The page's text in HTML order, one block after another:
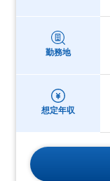
勤務地
想定年収